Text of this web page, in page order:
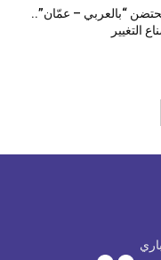
تحتضن “بالعربي – عمّان”..
التغيير